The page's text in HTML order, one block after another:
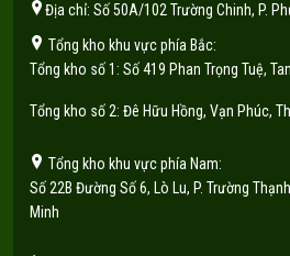
Địa chỉ: Số 50A/102 Trường Chinh, P.
Tổng kho khu vực phía Bắc:
Tổng kho số 1: Số 419 Phan Trọng Tuệ,
Tổng kho số 2: Đê Hữu Hồng, Vạn Phúc,
Tổng kho khu vực phía Nam:
Số 22B Đường Số 6, Lò Lu, P. Trường
Minh